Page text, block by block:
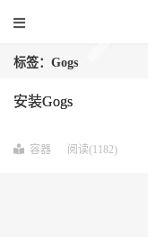
标签：Gogs
安装Gogs
容器 阅读(1182)